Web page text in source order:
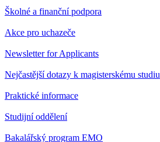
Školné a finanční podpora
Akce pro uchazeče
Newsletter for Applicants
Nejčastější dotazy k magisterskému studiu
Praktické informace
Studijní oddělení
Bakalářský program EMO